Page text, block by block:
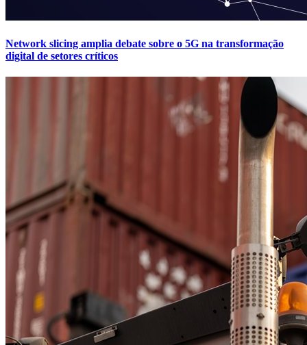
Network slicing amplia debate sobre o 5G na transformação
digital de setores críticos